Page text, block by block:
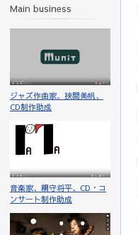
Main business
ジャズ作曲家、挾間美帆、
CD制作助成
音楽家、網守将平、CD・コ
ンサート制作助成